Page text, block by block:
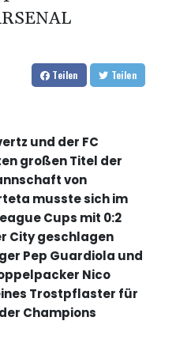
Teilen Teilen
und der FC
großen Titel der
von
musste sich im
Cups mit 0:2
City geschlagen
Pep Guardiola und
Nico
Trostpflaster für
Champions